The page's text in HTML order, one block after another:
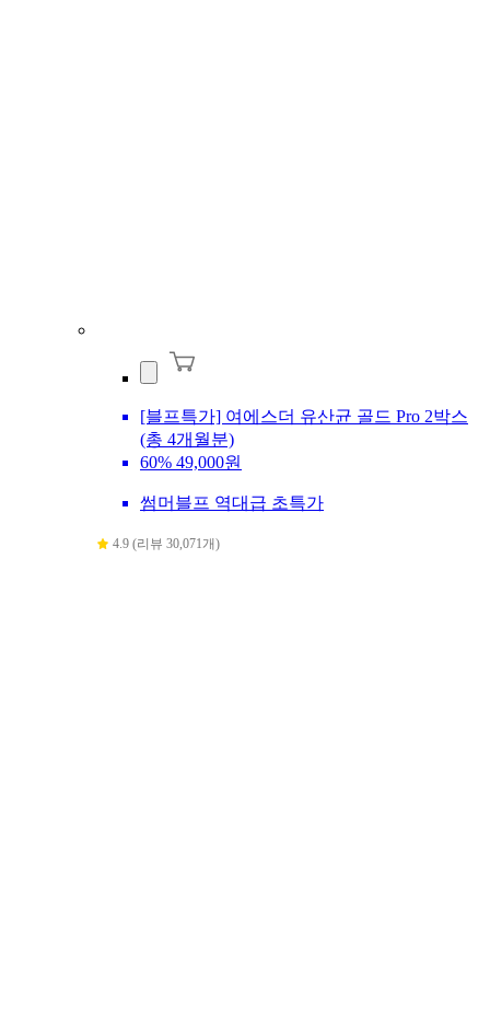
[블프특가] 여에스더 유산균 골드 Pro 2박스
(총 4개월분)
60% 49,000원
썸머블프 역대급 초특가
4.9 (리뷰 30,071개)